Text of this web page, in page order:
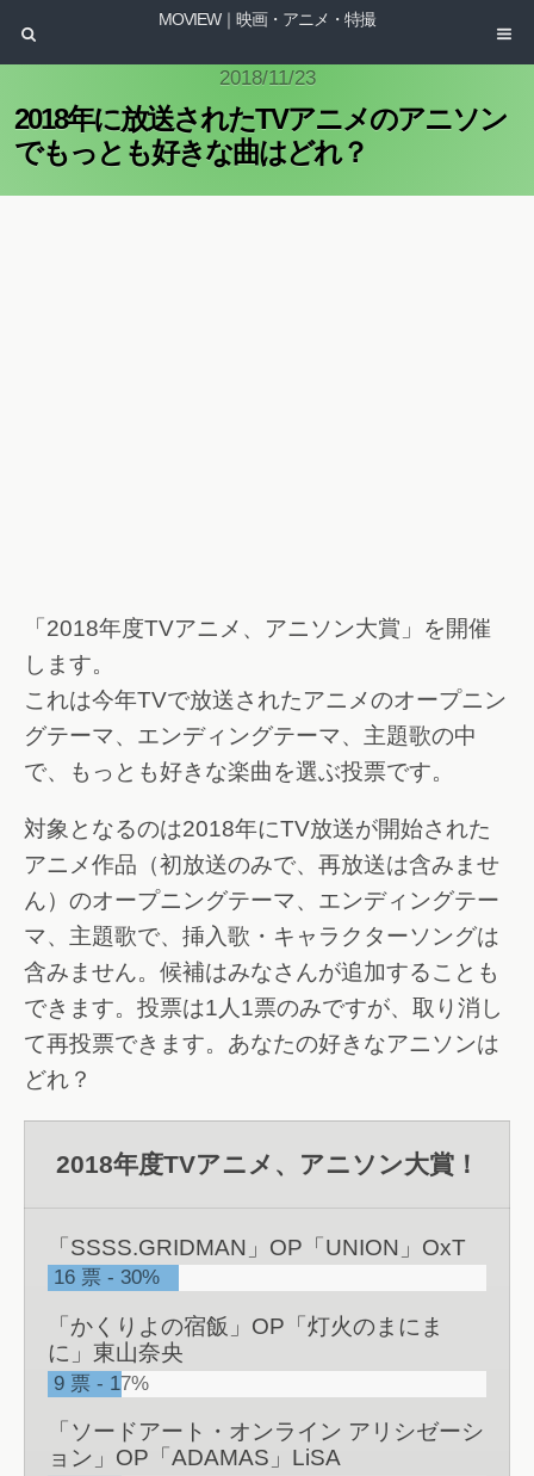
MOVIEW｜映画・アニメ・特撮
2018/11/23
2018年に放送されたTVアニメのアニソン
でもっとも好きな曲はどれ？
「2018年度TVアニメ、アニソン大賞」を開催
します。
これは今年TVで放送されたアニメのオープニン
グテーマ、エンディングテーマ、主題歌の中
で、もっとも好きな楽曲を選ぶ投票です。
対象となるのは2018年にTV放送が開始された
アニメ作品（初放送のみで、再放送は含みませ
ん）のオープニングテーマ、エンディングテー
マ、主題歌で、挿入歌・キャラクターソングは
含みません。候補はみなさんが追加することも
できます。投票は1人1票のみですが、取り消し
て再投票できます。あなたの好きなアニソンは
どれ？
2018年度TVアニメ、アニソン大賞！
「SSSS.GRIDMAN」OP「UNION」OxT
16 票 30%
「かくりよの宿飯」OP「灯火のまにま
に」東山奈央
9 票 17%
「ソードアート・オンライン アリシゼーシ
ョン」OP「ADAMAS」LiSA